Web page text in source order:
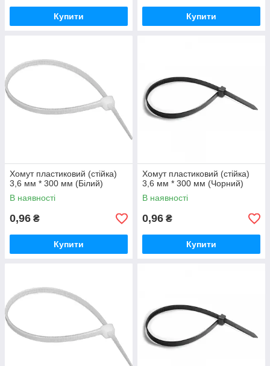
Купити Купити
Хомут пластиковий (стійка)
3,6 мм * 300 мм (Білий)
В наявності
0,96 ₴
Купити
Хомут пластиковий (стійка)
3,6 мм * 300 мм (Чорний)
В наявності
0,96 ₴
Купити